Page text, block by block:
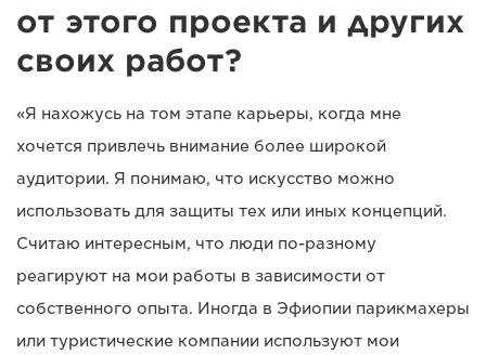
от этого проекта и других
своих работ?
«Я нахожусь на том этапе карьеры, когда мне
хочется привлечь внимание более широкой
аудитории. Я понимаю, что искусство можно
использовать для защиты тех или иных концепций.
Считаю интересным, что люди по-разному
реагируют на мои работы в зависимости от
собственного опыта. Иногда в Эфиопии парикмахеры
или туристические компании используют мои